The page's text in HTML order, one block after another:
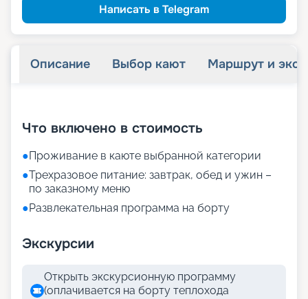
Написать в Telegram
Описание Выбор кают Маршрут и
Что включено в стоимость
●Проживание в каюте выбранной категории
●Трехразовое питание: завтрак, обед и ужин –
по заказному меню
●Развлекательная программа на борту
Экскурсии
Открыть экскурсионную программу
(оплачивается на борту теплохода